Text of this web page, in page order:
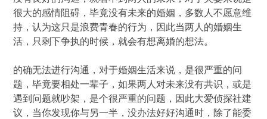
很大的感情阻碍，毕竟没有未来的婚姻，多数人不愿意维
持，认为这只是浪费青春的行为，因此当两人的婚姻生
活，只剩下争执的时候，就会有想离婚的想法。
的确无法进行沟通，对于婚姻生活来说，是很严重的问
题，毕竟要相处一辈子，如果两人对未来没有共识，或是
遇到问题就吵架，是个很严重的问题，因此大爱侦探社建
议，当你发现你与另一半，没办法好好沟通时，除了能委